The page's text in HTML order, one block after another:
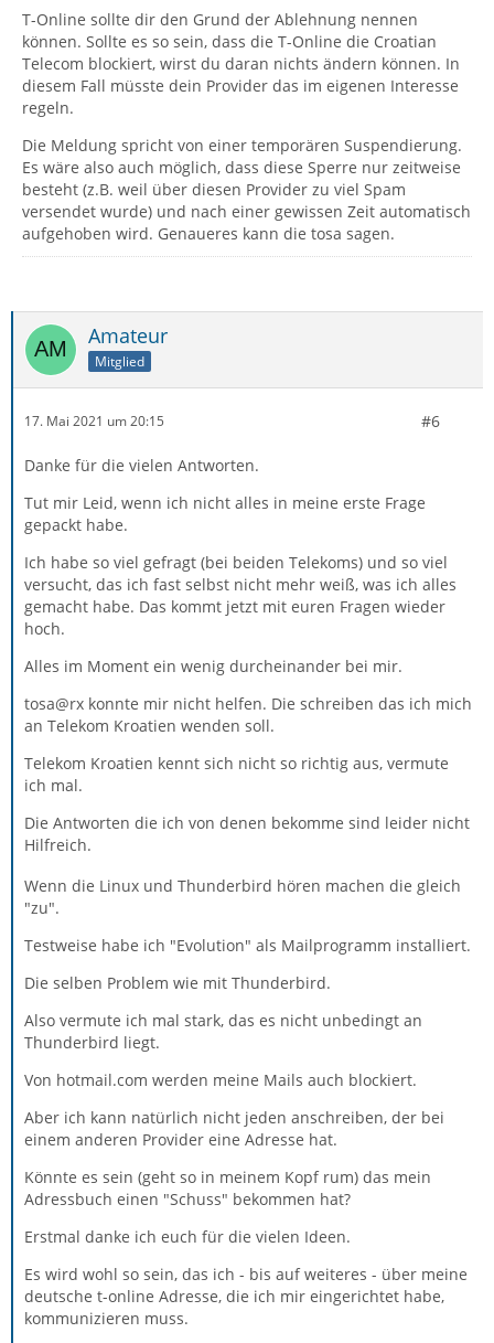
T-Online sollte dir den Grund der Ablehnung nennen
können. Sollte es so sein, dass die T-Online die Croatian
Telecom blockiert, wirst du daran nichts ändern können. In
diesem Fall müsste dein Provider das im eigenen Interesse
regeln.
Die Meldung spricht von einer temporären Suspendierung.
Es wäre also auch möglich, dass diese Sperre nur zeitweise
besteht (z.B. weil über diesen Provider zu viel Spam
versendet wurde) und nach einer gewissen Zeit automatisch
aufgehoben wird. Genaueres kann die tosa sagen.
Amateur
Mitglied
17. Mai 2021 um 20:15 #6
Danke für die vielen Antworten.
Tut mir Leid, wenn ich nicht alles in meine erste Frage
gepackt habe.
Ich habe so viel gefragt (bei beiden Telekoms) und so viel
versucht, das ich fast selbst nicht mehr weiß, was ich alles
gemacht habe. Das kommt jetzt mit euren Fragen wieder
hoch.
Alles im Moment ein wenig durcheinander bei mir.
tosa@rx konnte mir nicht helfen. Die schreiben das ich mich
an Telekom Kroatien wenden soll.
Telekom Kroatien kennt sich nicht so richtig aus, vermute
ich mal.
Die Antworten die ich von denen bekomme sind leider nicht
Hilfreich.
Wenn die Linux und Thunderbird hören machen die gleich
"zu".
Testweise habe ich "Evolution" als Mailprogramm installiert.
Die selben Problem wie mit Thunderbird.
Also vermute ich mal stark, das es nicht unbedingt an
Thunderbird liegt.
Von hotmail.com werden meine Mails auch blockiert.
Aber ich kann natürlich nicht jeden anschreiben, der bei
einem anderen Provider eine Adresse hat.
Könnte es sein (geht so in meinem Kopf rum) das mein
Adressbuch einen "Schuss" bekommen hat?
Erstmal danke ich euch für die vielen Ideen.
Es wird wohl so sein, das ich - bis auf weiteres - über meine
deutsche t-online Adresse, die ich mir eingerichtet habe,
kommunizieren muss.